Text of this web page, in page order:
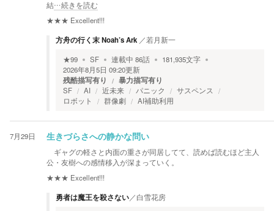
結…続きを読む
★★★ Excellent!!!
方舟の行く末 Noah’s Ark ／若月新一
★99 SF 連載中 86話 181,935文字
2026年8月5日 09:20更新
残酷描写有り 暴力描写有り
SF AI 近未来 パニック
サスペンス
ロボット
群像劇 AI補助利用
7月29日 生きづらさへの静かな問い
ギャグの軽さと内面の重さが同居してて、読めば読むほど主人
公・友樹への感情移入が深まっていく。
★★★ Excellent!!!
勇者は魔王を殺さない／白雪花房